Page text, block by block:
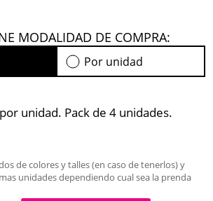
MODALIDAD DE COMPRA:
Por unidad
por unidad. Pack de 4 unidades.
de colores y talles (en caso de tenerlos) y
unidades dependiendo cual sea la prenda